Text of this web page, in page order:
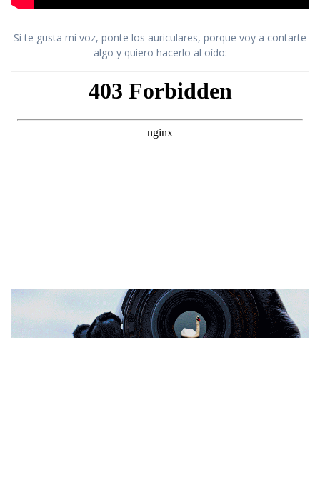
Si te gusta mi voz, ponte los auriculares, porque voy a contarte
algo y quiero hacerlo al oído: